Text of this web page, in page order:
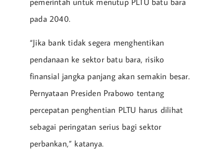
pada 2040.
“Jika bank tidak segera menghentikan
pendanaan ke sektor batu bara, risiko
finansial jangka panjang akan semakin besar.
Pernyataan Presiden Prabowo tentang
percepatan penghentian PLTU harus dilihat
sebagai peringatan serius bagi sektor
perbankan,” katanya.